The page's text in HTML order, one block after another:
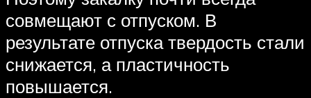
совмещают с отпуском. В
результате отпуска твердость стали
снижается, а пластичность
повышается.